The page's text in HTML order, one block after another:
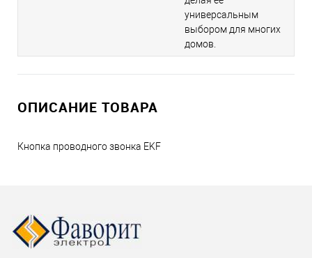
универсальным
выбором для многих
домов.
ОПИСАНИЕ ТОВАРА
Кнопка проводного звонка EKF